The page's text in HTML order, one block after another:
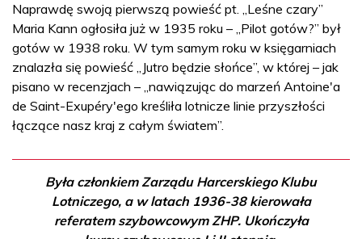
Naprawdę swoją pierwszą powieść pt. „Leśne czary”
Maria Kann ogłosiła już w 1935 roku – „Pilot gotów?” był
gotów w 1938 roku. W tym samym roku w księgarniach
znalazła się powieść „Jutro będzie słońce”, w której – jak
pisano w recenzjach – „nawiązując do marzeń Antoine'a
de Saint-Exupéry'ego kreśliła lotnicze linie przyszłości
łączące nasz kraj z całym światem”.
Była członkiem Zarządu Harcerskiego Klubu
Lotniczego, a w latach 1936-38 kierowała
referatem szybowcowym ZHP. Ukończyła